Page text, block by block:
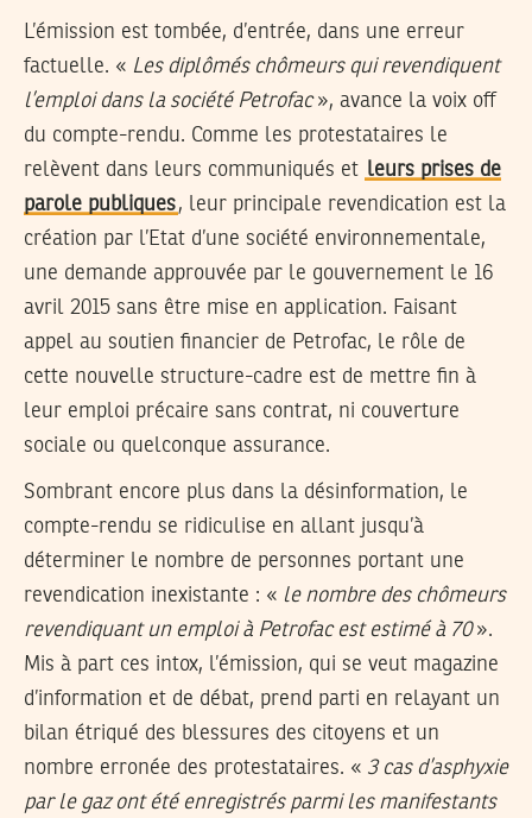
L’émission est tombée, d’entrée, dans une erreur
factuelle. « Les diplômés chômeurs qui revendiquent
l’emploi dans la société Petrofac», avance la voix off
du compte-rendu. Comme les protestataires le
relèvent dans leurs communiqués et leurs prises de
parole publiques, leur principale revendication est la
création par l’Etat d’une société environnementale,
une demande approuvée par le gouvernement le 16
avril 2015 sans être mise en application. Faisant
appel au soutien financier de Petrofac, le rôle de
cette nouvelle structure-cadre est de mettre fin à
leur emploi précaire sans contrat, ni couverture
sociale ou quelconque assurance.
Sombrant encore plus dans la désinformation, le
compte-rendu se ridiculise en allant jusqu’à
déterminer le nombre de personnes portant une
revendication inexistante : « le nombre des chômeurs
revendiquant un emploi à Petrofac est estimé à 70».
Mis à part ces intox, l’émission, qui se veut magazine
d’information et de débat, prend parti en relayant un
bilan étriqué des blessures des citoyens et un
nombre erronée des protestataires. « 3 cas d’asphyxie
par le gaz ont été enregistrés parmi les manifestants